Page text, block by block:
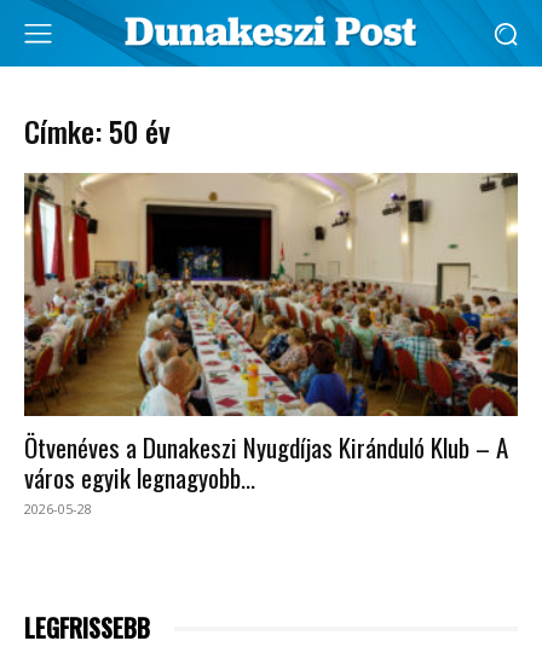
Címke: 50 év
Ötvenéves a Dunakeszi Nyugdíjas Kiránduló Klub – A
város egyik legnagyobb...
2026-05-28
LEGFRISSEBB